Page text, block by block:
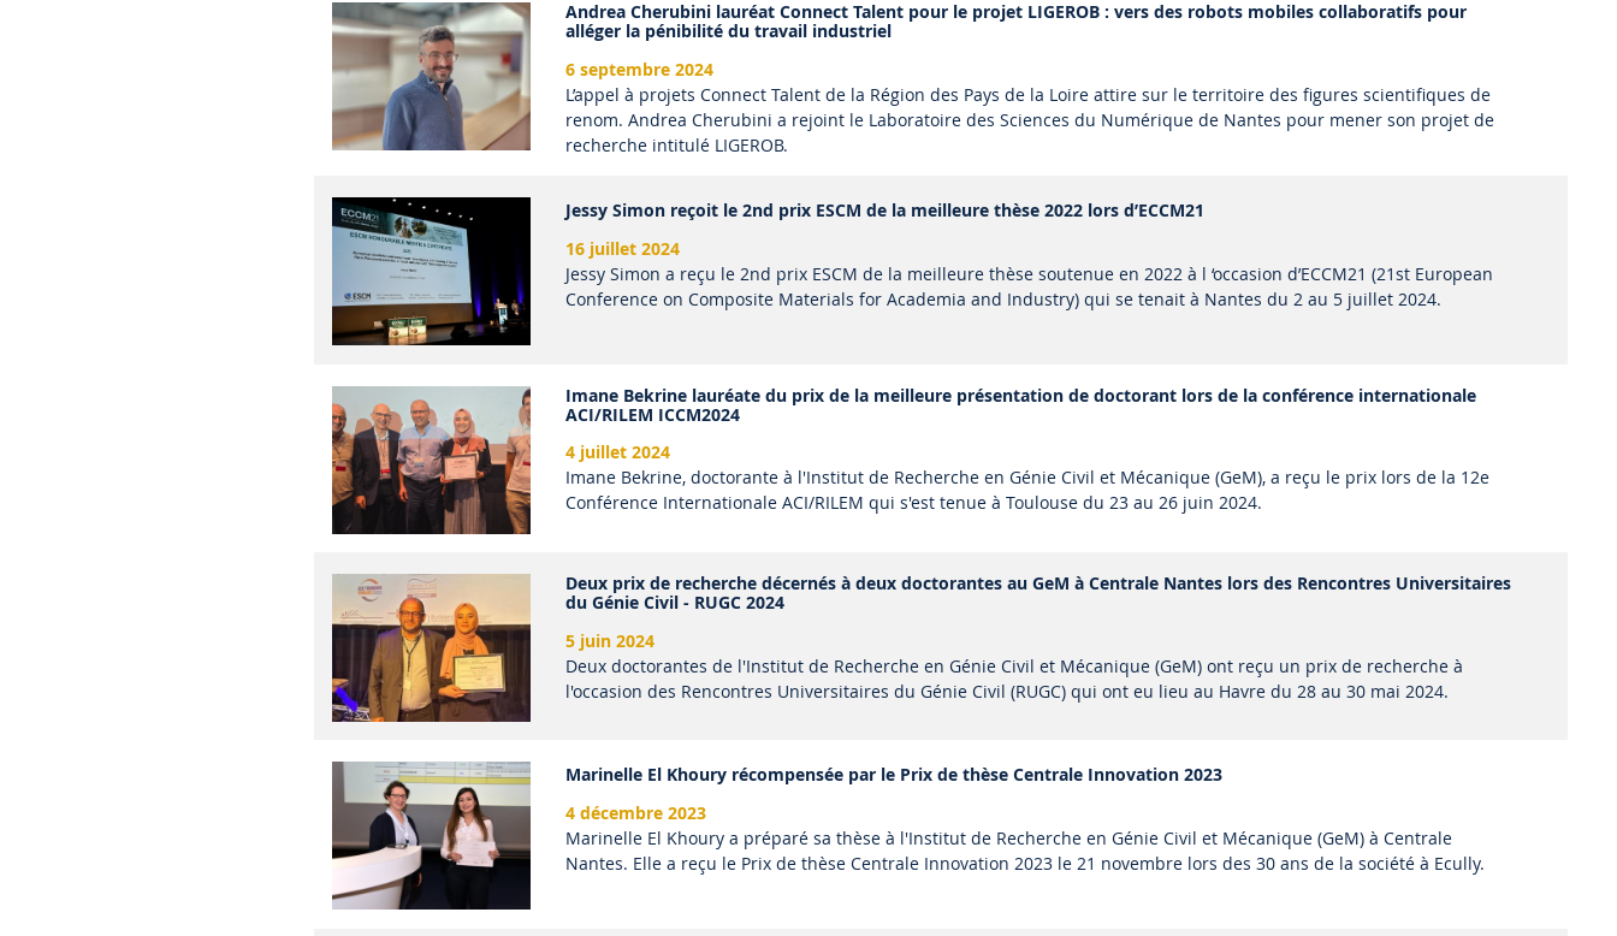
Andrea Cherubini lauréat Connect Talent pour le projet LIGEROB : vers des robots mobiles collaboratifs pour
alléger la pénibilité du travail industriel
6 septembre 2024
L’appel à projets Connect Talent de la Région des Pays de la Loire attire sur le territoire des figures scientifiques de
renom. Andrea Cherubini a rejoint le Laboratoire des Sciences du Numérique de Nantes pour mener son projet de
recherche intitulé LIGEROB.
Jessy Simon reçoit le 2nd prix ESCM de la meilleure thèse 2022 lors d’ECCM21
16 juillet 2024
Jessy Simon a reçu le 2nd prix ESCM de la meilleure thèse soutenue en 2022 à l ‘occasion d’ECCM21 (21st European
Conference on Composite Materials for Academia and Industry) qui se tenait à Nantes du 2 au 5 juillet 2024.
Imane Bekrine lauréate du prix de la meilleure présentation de doctorant lors de la conférence internationale
ACI/RILEM ICCM2024
4 juillet 2024
Imane Bekrine, doctorante à l'Institut de Recherche en Génie Civil et Mécanique (GeM), a reçu le prix lors de la 12e
Conférence Internationale ACI/RILEM qui s'est tenue à Toulouse du 23 au 26 juin 2024.
Deux prix de recherche décernés à deux doctorantes au GeM à Centrale Nantes lors des Rencontres Universitaires
du Génie Civil - RUGC 2024
5 juin 2024
Deux doctorantes de l'Institut de Recherche en Génie Civil et Mécanique (GeM) ont reçu un prix de recherche à
l'occasion des Rencontres Universitaires du Génie Civil (RUGC) qui ont eu lieu au Havre du 28 au 30 mai 2024.
Marinelle El Khoury récompensée par le Prix de thèse Centrale Innovation 2023
4 décembre 2023
Marinelle El Khoury a préparé sa thèse à l'Institut de Recherche en Génie Civil et Mécanique (GeM) à Centrale
Nantes. Elle a reçu le Prix de thèse Centrale Innovation 2023 le 21 novembre lors des 30 ans de la société à Ecully.